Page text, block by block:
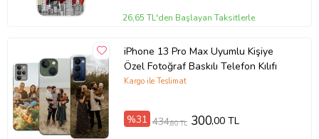
26,65 TL'den Başlayan Taksitlerle
iPhone 13 Pro Max Uyumlu Kişiye
Özel Fotoğraf Baskılı Telefon Kılıfı
Kargo ile Teslimat
%31 434,80 TL 300,00 TL